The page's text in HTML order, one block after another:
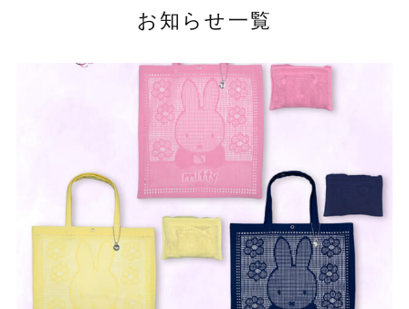
お知らせ一覧